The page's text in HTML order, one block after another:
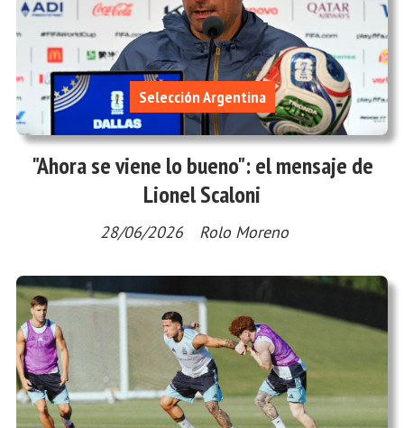
"Ahora se viene lo bueno": el mensaje de
Lionel Scaloni
Rolo Moreno
Selección Argentina
28/06/2026